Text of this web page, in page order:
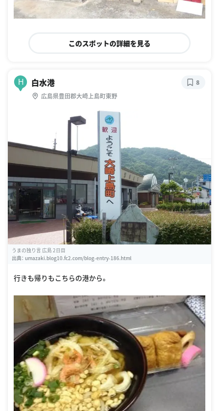
このスポットの詳細を見る
H 白水港
広島県豊田郡大崎上島町東野
8
うまの独り言 広島 2日目
出典： umazaki.blog10.fc2.com/blog-entry-186.html
行きも帰りもこちらの港から。